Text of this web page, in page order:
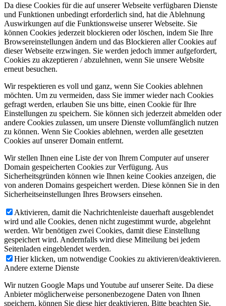
Da diese Cookies für die auf unserer Webseite verfügbaren Dienste
und Funktionen unbedingt erforderlich sind, hat die Ablehnung
Auswirkungen auf die Funktionsweise unserer Webseite. Sie
können Cookies jederzeit blockieren oder löschen, indem Sie Ihre
Browsereinstellungen ändern und das Blockieren aller Cookies auf
dieser Webseite erzwingen. Sie werden jedoch immer aufgefordert,
Cookies zu akzeptieren / abzulehnen, wenn Sie unsere Website
erneut besuchen.
Wir respektieren es voll und ganz, wenn Sie Cookies ablehnen
möchten. Um zu vermeiden, dass Sie immer wieder nach Cookies
gefragt werden, erlauben Sie uns bitte, einen Cookie für Ihre
Einstellungen zu speichern. Sie können sich jederzeit abmelden oder
andere Cookies zulassen, um unsere Dienste vollumfänglich nutzen
zu können. Wenn Sie Cookies ablehnen, werden alle gesetzten
Cookies auf unserer Domain entfernt.
Wir stellen Ihnen eine Liste der von Ihrem Computer auf unserer
Domain gespeicherten Cookies zur Verfügung. Aus
Sicherheitsgründen können wie Ihnen keine Cookies anzeigen, die
von anderen Domains gespeichert werden. Diese können Sie in den
Sicherheitseinstellungen Ihres Browsers einsehen.
Aktivieren, damit die Nachrichtenleiste dauerhaft ausgeblendet
wird und alle Cookies, denen nicht zugestimmt wurde, abgelehnt
werden. Wir benötigen zwei Cookies, damit diese Einstellung
gespeichert wird. Andernfalls wird diese Mitteilung bei jedem
Seitenladen eingeblendet werden.
Hier klicken, um notwendige Cookies zu aktivieren/deaktivieren.
Andere externe Dienste
Wir nutzen Google Maps und Youtube auf unserer Seite. Da diese
Anbieter möglicherweise personenbezogene Daten von Ihnen
speichern, können Sie diese hier deaktivieren. Bitte beachten Sie,